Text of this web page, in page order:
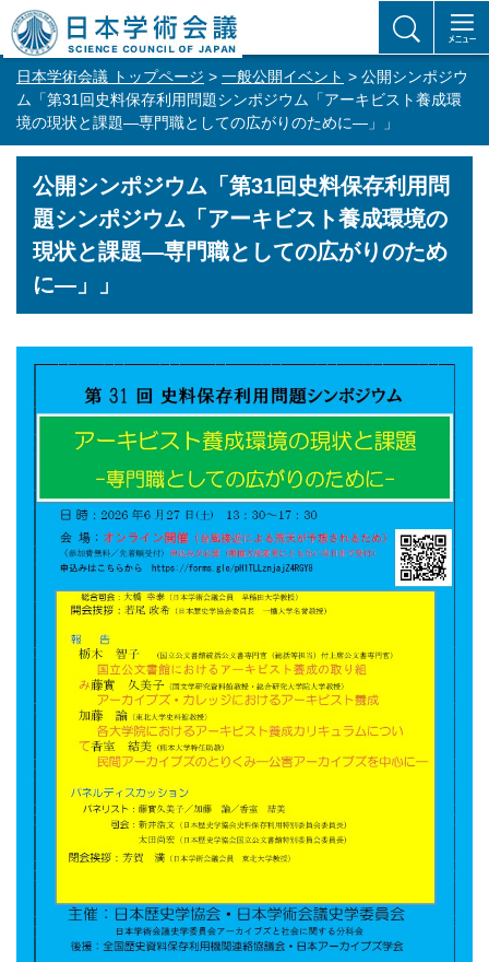
日本学術会議 トップページ > 一般公開イベント > 公開シンポジウ
ム「第31回史料保存利用問題シンポジウム「アーキビスト養成環
境の現状と課題―専門職としての広がりのために―」」
公開シンポジウム「第31回史料保存利用問
題シンポジウム「アーキビスト養成環境の
現状と課題―専門職としての広がりのため
に―」」